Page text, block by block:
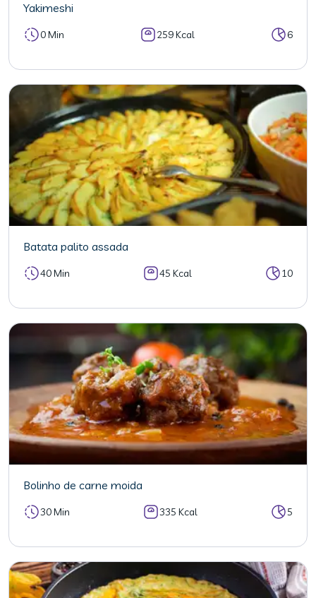
Yakimeshi
0 Min 259 Kcal 6
Batata palito assada
40 Min 45 Kcal 10
Bolinho de carne moida
30 Min 335 Kcal 5